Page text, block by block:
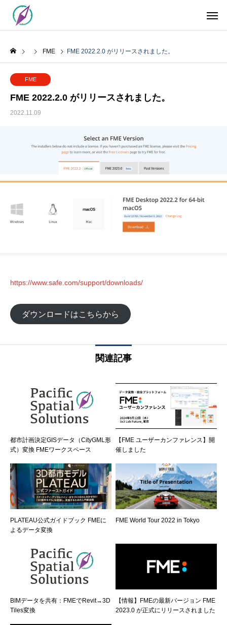
FME FME 2022.2.0 がリリースされました。
FME
FME 2022.2.0 がリリースされました。
2022.11.09
https://www.safe.com/support/downloads/
ダウンロードはこちらから
関連記事
都市計画決定GISデータ（CityGML形
式）変換 FMEワークスペース
【FME ユーザーカンファレンス】開
催しました
PLATEAU公式ガイドブック FMEに
よるデータ変換
FME World Tour 2022 in Tokyo
BIMデータを共有：FMEでRevit→3D
Tiles変換
【情報】FMEの最新バージョン FME
2023.0 が正式にリリースされました